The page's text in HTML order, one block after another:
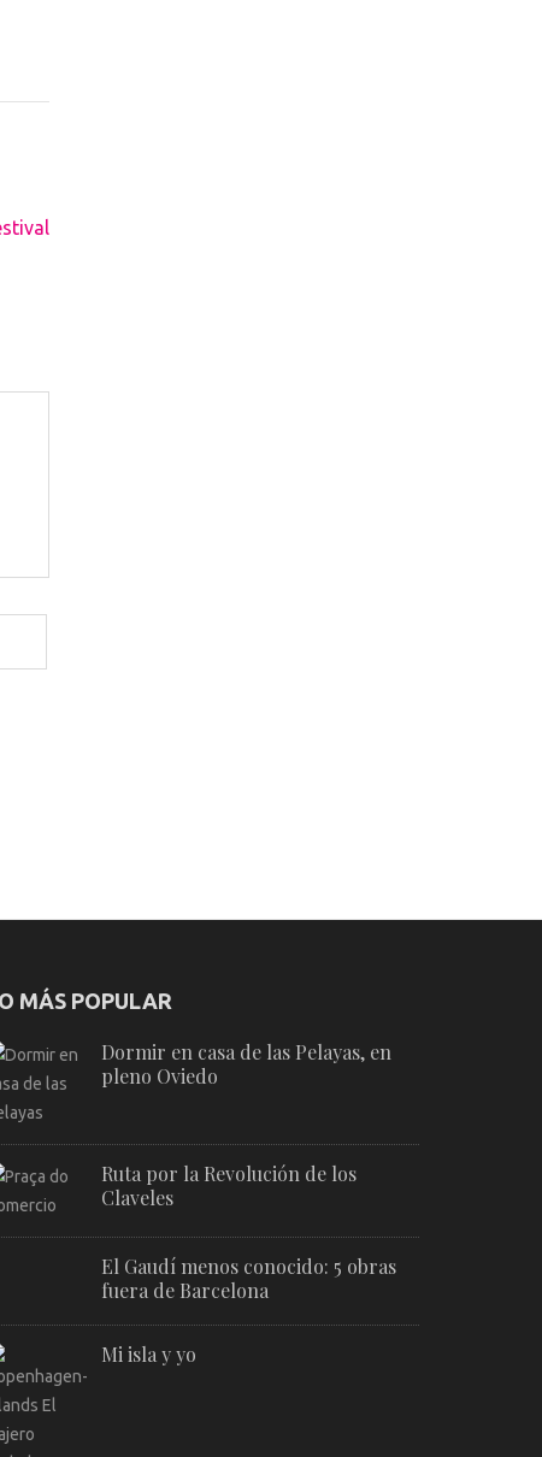
MÁS POPULAR
Dormir en casa de las Pelayas, en
pleno Oviedo
Ruta por la Revolución de los
Claveles
El Gaudí menos conocido: 5 obras
fuera de Barcelona
Mi isla y yo